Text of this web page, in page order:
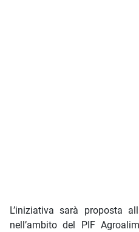
L’iniziativa sarà proposta
nell’ambito del PIF